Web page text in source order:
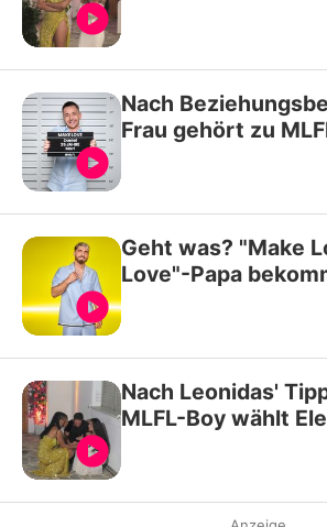
Nach
Frau gehört zu
Geht was? "Make
Love"-Papa
Nach Leonidas'
MLFL-Boy wählt